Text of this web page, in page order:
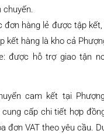
chuyến.
đơn hàng lẻ được tập
kết hàng là kho cả
được hỗ trợ giao tận
cam kết tại
cung cấp chi tiết hợp
đơn VAT theo yêu cầu.